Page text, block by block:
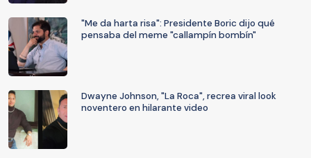
"Me da harta risa": Presidente Boric dijo qué
pensaba del meme "callampín bombín"
Dwayne Johnson, "La Roca", recrea viral look
noventero en hilarante video